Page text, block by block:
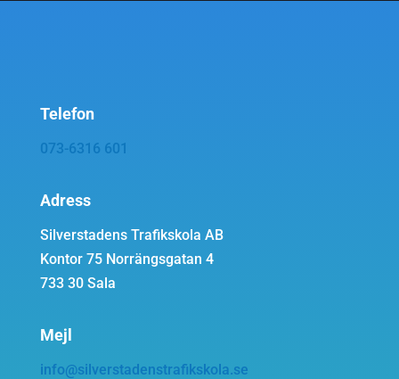
Telefon
073-6316 601
Adress
Silverstadens Trafikskola AB
Kontor 75 Norrängsgatan 4
733 30 Sala
Mejl
info@silverstadenstrafikskola.se